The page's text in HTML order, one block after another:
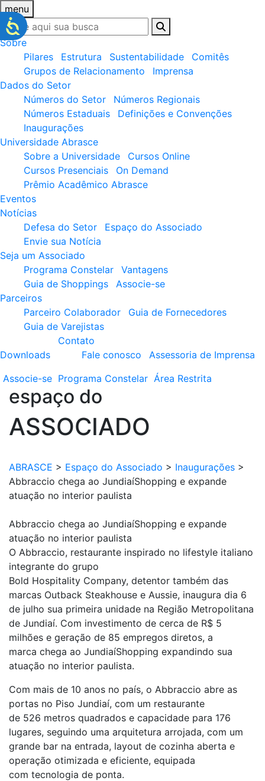
menu
Sobre
Pilares
Estrutura Sustentabilidade
Comitês
Grupos de Relacionamento
Imprensa
Dados do Setor
Números do Setor
Números Regionais
Números Estaduais
Definições e Convenções
Inaugurações
Universidade Abrasce
Sobre a Universidade
Cursos Online
Cursos Presenciais
On Demand
Prêmio Acadêmico Abrasce
Eventos
Notícias
Defesa do Setor
Espaço do Associado
Envie sua Notícia
Seja um Associado
Programa Constelar
Vantagens
Guia de Shoppings
Associe-se
Parceiros
Parceiro Colaborador
Guia de Fornecedores
Guia de Varejistas
Downloads
Contato
Fale conosco
Assessoria de Imprensa
Associe-se Programa Constelar Área Restrita
espaço do
ASSOCIADO
ABRASCE > Espaço do Associado > Inaugurações >
Abbraccio chega ao JundiaíShopping e expande
atuação no interior paulista
Abbraccio chega ao JundiaíShopping e expande
atuação no interior paulista
O Abbraccio, restaurante inspirado no lifestyle italiano
integrante do grupo
Bold Hospitality Company, detentor também das
marcas Outback Steakhouse e Aussie, inaugura dia 6
de julho sua primeira unidade na Região Metropolitana
de Jundiaí. Com investimento de cerca de R$ 5
milhões e geração de 85 empregos diretos, a
marca chega ao JundiaíShopping expandindo sua
atuação no interior paulista.
Com mais de 10 anos no país, o Abbraccio abre as
portas no Piso Jundiaí, com um restaurante
de 526 metros quadrados e capacidade para 176
lugares, seguindo uma arquitetura arrojada, com um
grande bar na entrada, layout de cozinha aberta e
operação otimizada e eficiente, equipada
com tecnologia de ponta.